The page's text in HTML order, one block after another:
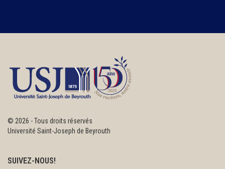
© 2026 - Tous droits réservés
Université Saint-Joseph de Beyrouth
SUIVEZ-NOUS!